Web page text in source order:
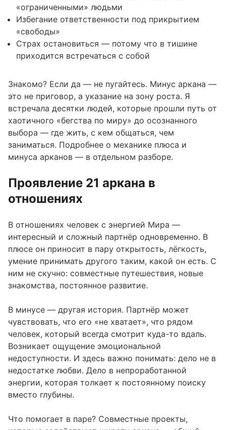
«ограниченными» людьми
Избегание ответственности под прикрытием
«свободы»
Страх остановиться — потому что в тишине
приходится встречаться с собой
Знакомо? Если да — не пугайтесь. Минус аркана —
это не приговор, а указание на зону роста. Я
встречала десятки людей, которые прошли путь от
хаотичного «бегства по миру» до осознанного
выбора — где жить, с кем общаться, чем
заниматься. Подробнее о механике плюса и
минуса арканов — в отдельном разборе.
Проявление 21 аркана в
отношениях
В отношениях человек с энергией Мира —
интересный и сложный партнёр одновременно. В
плюсе он приносит в пару открытость, лёгкость,
умение принимать другого таким, какой он есть. С
ним не скучно: совместные путешествия, новые
знакомства, постоянное развитие.
В минусе — другая история. Партнёр может
чувствовать, что его «не хватает», что рядом
человек, который всегда смотрит куда-то вдаль.
Возникает ощущение эмоциональной
недоступности. И здесь важно понимать: дело не в
недостатке любви. Дело в непроработанной
энергии, которая толкает к постоянному поиску
вместо глубины.
Что помогает в паре? Совместные проекты,